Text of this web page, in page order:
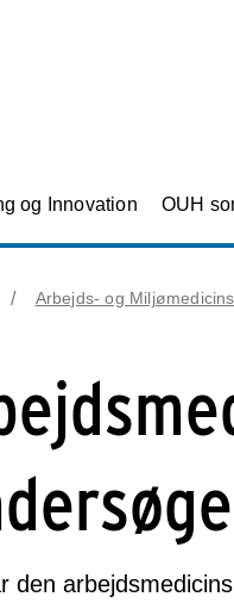
og Innovation OUH
Arbejds- og
den